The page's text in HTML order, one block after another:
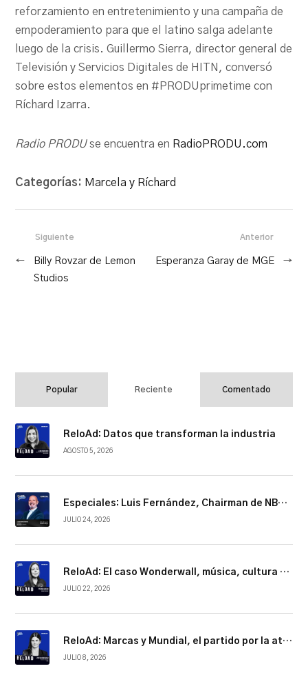
reforzamiento en entretenimiento y una campaña de
empoderamiento para que el latino salga adelante
luego de la crisis. Guillermo Sierra, director general de
Televisión y Servicios Digitales de HITN, conversó
sobre estos elementos en #PRODUprimetime con
Ríchard Izarra.
Radio PRODUse encuentra en RadioPRODU.com
Categorías: Marcela y Ríchard
Anterior
Esperanza Garay de MGE →
Siguiente
←
Billy Rovzar de Lemon
Studios
Popular Reciente Comentado
ReloAd: Datos que transforman la industria
AGOSTO 5, 2026
Especiales: Luis Fernández, Chairman de NBCUniversal Telemundo Enterprises
JULIO 24, 2026
ReloAd: El caso Wonderwall, música, cultura y conexión
JULIO 22, 2026
ReloAd: Marcas y Mundial, el partido por la atención
JULIO 8, 2026